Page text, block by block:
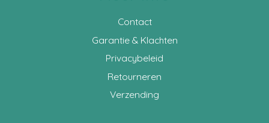
Contact
Garantie & Klachten
Privacybeleid
Retourneren
Verzending